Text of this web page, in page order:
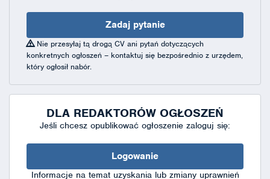
Zadaj pytanie
Nie przesyłaj tą drogą CV ani pytań dotyczących
konkretnych ogłoszeń – kontaktuj się bezpośrednio z urzędem,
który ogłosił nabór.
DLA REDAKTORÓW OGŁOSZEŃ
Jeśli chcesz opublikować ogłoszenie zaloguj się:
Logowanie
Informacje na temat uzyskania lub zmiany uprawnień